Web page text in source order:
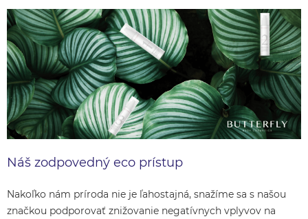
Náš zodpovedný eco prístup
Nakoľko nám príroda nie je ľahostajná, snažíme sa s našou
značkou podporovať znižovanie negatívnych vplyvov na